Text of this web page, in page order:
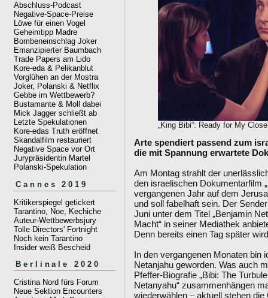
Abschluss-Podcast
Negative-Space-Preise
Löwe für einen Vogel
Geheimtipp Madre
Bombeneinschlag Joker
Emanzipierter Baumbach
Trade Papers am Lido
Kore-eda & Pelikanblut
Vorglühen an der Mostra
Joker, Polanski & Netflix
Gebbe im Wettbewerb?
Bustamante & Moll dabei
Mick Jagger schließt ab
Letzte Spekulationen
Kore-edas Truth eröffnet
Skandalfilm restauriert
Negative Space vor Ort
Jurypräsidentin Martel
Polanski-Spekulation
Cannes 2019
Kritikerspiegel getickert
Tarantino, Noe, Kechiche
Auteur-Wettbewerbsjury
Tolle Directors' Fortnight
Noch kein Tarantino
Insider weiß Bescheid
Berlinale 2020
Cristina Nord fürs Forum
Neue Sektion Encounters
„King Bibi“: Ready for My
Arte spendiert passend zum
die mit Spannung erwartete
Am Montag strahlt der
den israelischen Dokumentarfilm
vergangenen Jahr auf dem
und soll fabelhaft sein. Der
Juni unter dem Titel „Benjamin
Macht“ in seiner Mediathek
Denn bereits einen Tag später
In den vergangenen Monaten bin
Netanjahu geworden. Was auch
Pfeffer-Biografie „Bibi: The
Netanyahu“ zusammenhängen
wiederwählen – aktuell stehen